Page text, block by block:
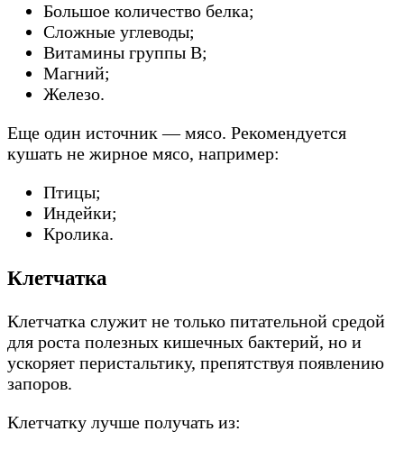
Большое количество белка;
Сложные углеводы;
Витамины группы B;
Магний;
Железо.
Еще один источник — мясо. Рекомендуется
кушать не жирное мясо, например:
Птицы;
Индейки;
Кролика.
Клетчатка
Клетчатка служит не только питательной средой
для роста полезных кишечных бактерий, но и
ускоряет перистальтику, препятствуя появлению
запоров.
Клетчатку лучше получать из: